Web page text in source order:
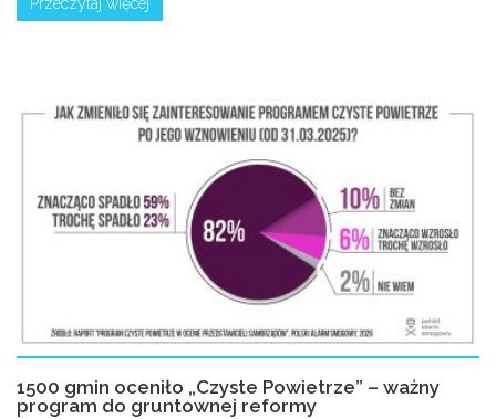
Przeczytaj więcej
1500 gmin oceniło „Czyste Powietrze” – ważny
program do gruntownej reformy